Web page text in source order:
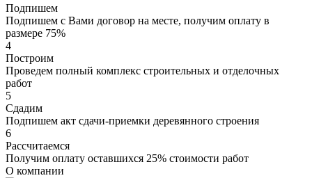
Подпишем
Подпишем с Вами договор на месте, получим оплату в
размере 75%
4
Построим
Проведем полный комплекс строительных и отделочных
работ
5
Сдадим
Подпишем акт сдачи-приемки деревянного строения
6
Рассчитаемся
Получим оплату оставшихся 25% стоимости работ
О компании